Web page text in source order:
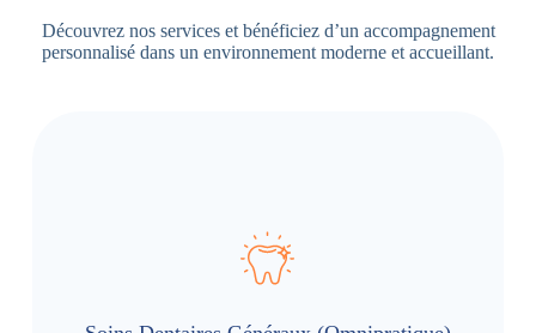
Découvrez nos services et bénéficiez d’un accompagnement
personnalisé dans un environnement moderne et accueillant.